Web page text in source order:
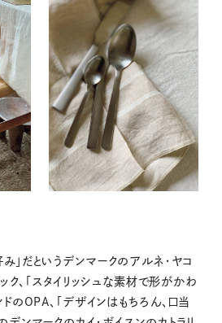
」だというデンマークのアルネ・ヤコ
、「スタイリッシュな素材で形がかわ
のOPA、「デザインはもちろん、口当